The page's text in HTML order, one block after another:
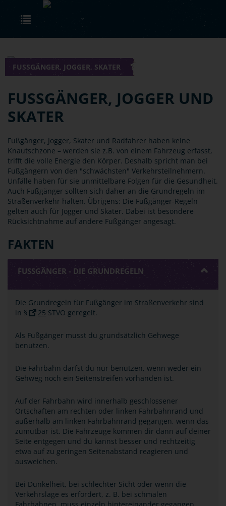
Skip to main content
FUSSGÄNGER, JOGGER, SKATER
FUSSGÄNGER, JOGGER UND S
KATER
Fußgänger, Jogger, Skater und Radfahrer haben keine
Knautschzone – werden sie z.B. von einem Fahrzeug erfasst,
trifft die volle Energie den Körper. Deshalb spricht man bei
Fußgängern von den "schwächsten" Verkehrsteilnehmern.
Unfälle haben für sie unmittelbare Folgen für die Gesundheit.
Auch Fußgänger sollten sich daher an die Grundregeln im
Straßenverkehr halten. Übrigens: Die Fußgänger-Regeln
gelten auch für Jogger und Skater. Dabei ist besondere
Rücksichtnahme auf andere Fußgänger angesagt.
FAKTEN
FUSSGÄNGER - DIE GRUNDREGELN
Die Grundregeln für Fußgänger im Straßenverkehr sind
in §
25 STVO geregelt.
Als Fußgänger musst du grundsätzlich Gehwege
benutzen.
Die Fahrbahn darfst du nur benutzen, wenn weder ein
Gehweg noch ein Seitenstreifen vorhanden ist.
Auf der Fahrbahn wird innerhalb geschlossener
Ortschaften am rechten oder linken Fahrbahnrand und
außerhalb am linken Fahrbahnrand gegangen, wenn das
zumutbar ist. Die Fahrzeuge kommen dir dann auf deiner
Seite entgegen und du kannst besser und rechtzeitig
etwa auf zu geringen Seitenabstand reagieren und
ausweichen.
Bei Dunkelheit, bei schlechter Sicht oder wenn die
Verkehrslage es erfordert, z. B. bei schmalen